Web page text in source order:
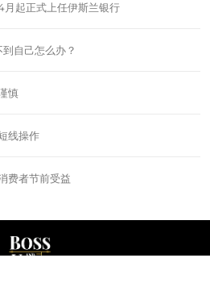
起正式上任伊斯兰银行
自己怎么办？
慎
线操作
费者节前受益